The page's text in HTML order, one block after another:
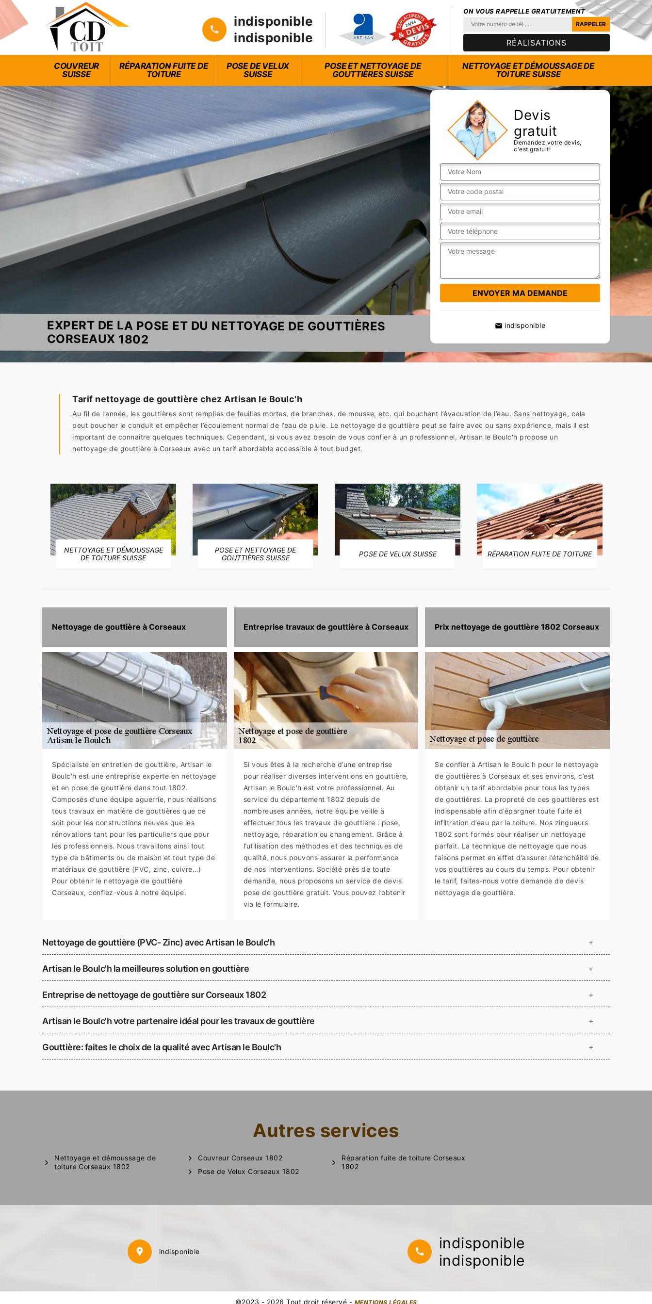
indisponible
indisponible
ON VOUS RAPPELLE GRATUITEMENT
RÉALISATIONS
COUVREUR
SUISSE
RÉPARATION FUITE DE
TOITURE
POSE DE VELUX
SUISSE
POSE ET NETTOYAGE DE
GOUTTIÈRES SUISSE
NETTOYAGE ET DÉMOUSSAGE DE
TOITURE SUISSE
Devis
gratuit
Demandez votre devis,
c'est gratuit!
indisponible
EXPERT DE LA POSE ET DU NETTOYAGE DE GOUTTIÈRES
CORSEAUX 1802
Tarif nettoyage de gouttière chez Artisan le Boulc'h
Au fil de l’année, les gouttières sont remplies de feuilles mortes, de branches, de mousse, etc. qui bouchent l’évacuation de l’eau. Sans nettoyage, cela
peut boucher le conduit et empêcher l’écoulement normal de l’eau de pluie. Le nettoyage de gouttière peut se faire avec ou sans expérience, mais il est
important de connaître quelques techniques. Cependant, si vous avez besoin de vous confier à un professionnel, Artisan le Boulc'h propose un
nettoyage de gouttière à Corseaux avec un tarif abordable accessible à tout budget.
NETTOYAGE ET DÉMOUSSAGE
DE TOITURE SUISSE
POSE ET NETTOYAGE DE
GOUTTIÈRES SUISSE
POSE DE VELUX SUISSE RÉPARATION FUITE DE TOITURE
Nettoyage de gouttière à Corseaux
Spécialiste en entretien de gouttière, Artisan le
Boulc'h est une entreprise experte en nettoyage
et en pose de gouttière dans tout 1802.
Composés d’une équipe aguerrie, nous réalisons
tous travaux en matière de gouttières que ce
soit pour les constructions neuves que les
rénovations tant pour les particuliers que pour
les professionnels. Nous travaillons ainsi tout
type de bâtiments ou de maison et tout type de
matériaux de gouttière (PVC, zinc, cuivre…)
Pour obtenir le nettoyage de gouttière
Corseaux, confiez-vous à notre équipe.
Entreprise travaux de gouttière à Corseaux
Si vous êtes à la recherche d’une entreprise
pour réaliser diverses interventions en gouttière,
Artisan le Boulc'h est votre professionnel. Au
service du département 1802 depuis de
nombreuses années, notre équipe veille à
effectuer tous les travaux de gouttière : pose,
nettoyage, réparation ou changement. Grâce à
l’utilisation des méthodes et des techniques de
qualité, nous pouvons assurer la performance
de nos interventions. Société près de toute
demande, nous proposons un service de devis
pose de gouttière gratuit. Vous pouvez l’obtenir
via le formulaire.
Prix nettoyage de gouttière 1802 Corseaux
Se confier à Artisan le Boulc'h pour le nettoyage
de gouttières à Corseaux et ses environs, c’est
obtenir un tarif abordable pour tous les types
de gouttières. La propreté de ces gouttières est
indispensable afin d’épargner toute fuite et
infiltration d’eau par la toiture. Nos zingueurs
1802 sont formés pour réaliser un nettoyage
parfait. La technique de nettoyage que nous
faisons permet en effet d’assurer l’étanchéité de
vos gouttières au cours du temps. Pour obtenir
le tarif, faites-nous votre demande de devis
nettoyage de gouttière.
Nettoyage de gouttière (PVC- Zinc) avec Artisan le Boulc'h +
Artisan le Boulc'h la meilleures solution en gouttière +
Entreprise de nettoyage de gouttière sur Corseaux 1802 +
Artisan le Boulc'h votre partenaire idéal pour les travaux de gouttière +
Gouttière: faites le choix de la qualité avec Artisan le Boulc'h +
Autres services
Nettoyage et démoussage de
toiture Corseaux 1802
Couvreur Corseaux 1802
Pose de Velux Corseaux 1802
Réparation fuite de toiture Corseaux
1802
indisponible
indisponible
indisponible
©2023 - 2026 Tout droit réservé - MENTIONS LÉGALES